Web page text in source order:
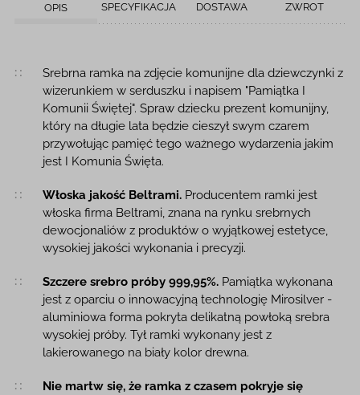
OPIS SPECYFIKACJA DOSTAWA ZWROT
Opis produktu
Srebrna ramka na zdjęcie komunijne dla dziewczynki z
wizerunkiem w serduszku i napisem "Pamiątka I
Komunii Świętej". Spraw dziecku prezent komunijny,
który na długie lata będzie cieszył swym czarem
przywołując pamięć tego ważnego wydarzenia jakim
jest I Komunia Święta.
Włoska jakość Beltrami.Producentem ramki jest
włoska firma Beltrami, znana na rynku srebrnych
dewocjonaliów z produktów o wyjątkowej estetyce,
wysokiej jakości wykonania i precyzji.
Szczere srebro próby 999,95%.Pamiątka wykonana
jest z oparciu o innowacyjną technologię Mirosilver -
aluminiowa forma pokryta delikatną powłoką srebra
wysokiej próby. Tył ramki wykonany jest z
lakierowanego na biały kolor drewna.
Nie martw się, że ramka z czasem pokryje się